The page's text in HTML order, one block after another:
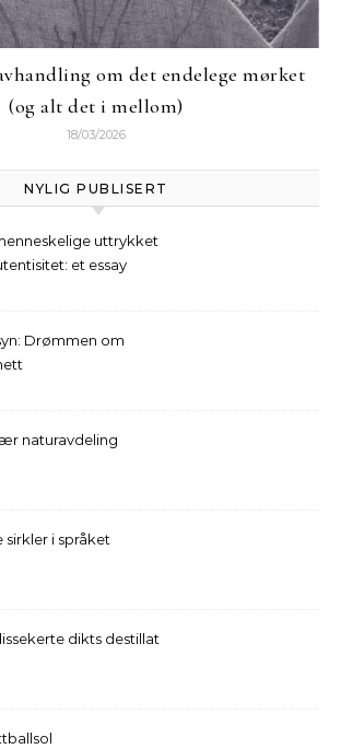
om det endelege mørket
(og alt det i mellom)
18/03/2026
NYLIG PUBLISERT
uttrykket
et essay
Drømmen om
naturavdeling
sirkler i språket
dikts destillat